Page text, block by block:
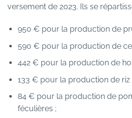
versement de 2023. Ils se
950 € pour la production de
590 € pour la production de
442 € pour la production de
133 € pour la production de riz
84 € pour la production de
féculières ;